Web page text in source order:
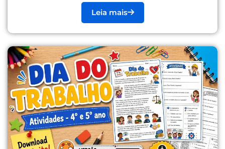
Leia mais